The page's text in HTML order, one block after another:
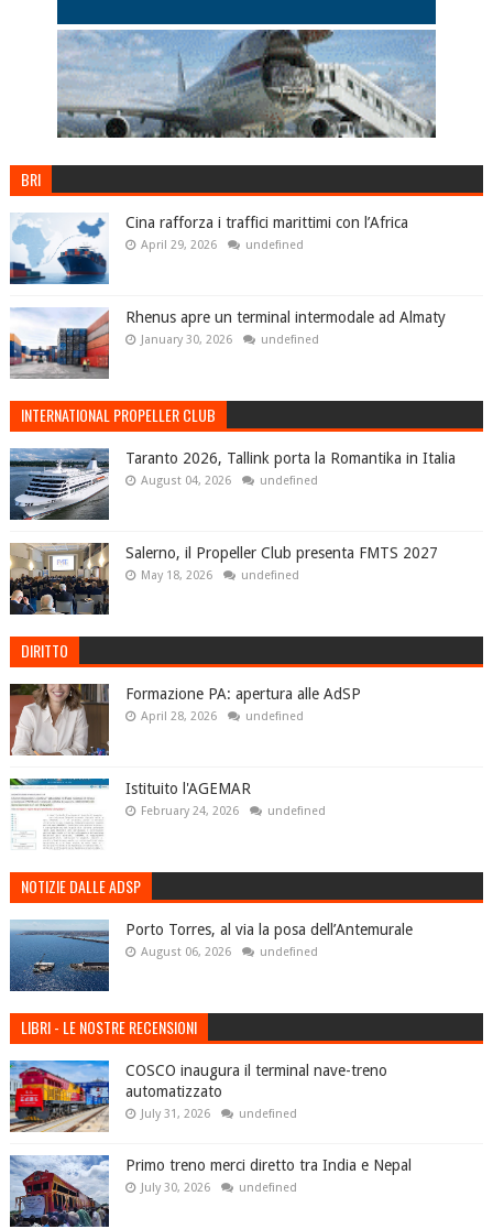
BRI
Cina rafforza i traffici marittimi con l’Africa
April 29, 2026 undefined
Rhenus apre un terminal intermodale ad Almaty
January 30, 2026 undefined
INTERNATIONAL PROPELLER CLUB
Taranto 2026, Tallink porta la Romantika in Italia
August 04, 2026 undefined
Salerno, il Propeller Club presenta FMTS 2027
May 18, 2026 undefined
DIRITTO
Formazione PA: apertura alle AdSP
April 28, 2026 undefined
Istituito l'AGEMAR
February 24, 2026 undefined
NOTIZIE DALLE ADSP
Porto Torres, al via la posa dell’Antemurale
August 06, 2026 undefined
LIBRI - LE NOSTRE RECENSIONI
COSCO inaugura il terminal nave-treno
automatizzato
July 31, 2026 undefined
Primo treno merci diretto tra India e Nepal
July 30, 2026 undefined